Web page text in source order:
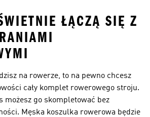
ŁĄCZĄ SIĘ Z
na rowerze, to na pewno chcesz
cały komplet rowerowego stroju.
możesz go skompletować bez
Męska koszulka rowerowa będzie